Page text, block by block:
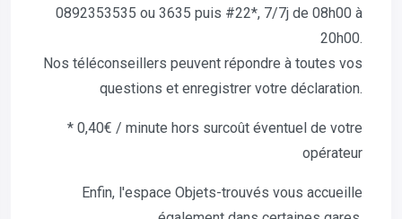
0892353535 ou 3635 puis #22*, 7/7j de 08h00 à
20h00.
Nos téléconseillers peuvent répondre à toutes vos
questions et enregistrer votre déclaration.
* 0,40€ / minute hors surcoût éventuel de votre
opérateur
Enfin, l'espace Objets-trouvés vous accueille